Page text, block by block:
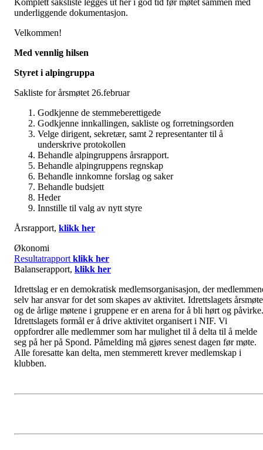
Komplett saksliste legges ut her i god tid før møtet sammen med
underliggende dokumentasjon.
Velkommen!
Med vennlig hilsen
Styret i alpingruppa
Sakliste for årsmøtet 26.februar
Godkjenne de stemmeberettigede
Godkjenne innkallingen, sakliste og forretningsorden
Velge dirigent, sekretær, samt 2 representanter til å
underskrive protokollen
Behandle alpingruppens årsrapport.
Behandle alpingruppens regnskap
Behandle innkomne forslag og saker
Behandle budsjett
Heder
Innstille til valg av nytt styre
Årsrapport, klikk her
Økonomi
Resultatrapport klikk her
Balanserapport, klikk her
Idrettslag er en demokratisk medlemsorganisasjon, der
selv har ansvar for det som skapes av aktivitet. Idrettslagets årsmøte
og de årlige møtene i gruppene er en arena for å bli hørt og påvirke.
Idrettslagets formål er å drive aktivitet organisert i NIF. Vi
oppfordrer alle medlemmer som har mulighet til å delta til å melde
seg på her på Spond. Påmelding må gjøres senest dagen før møte.
Alle foresatte kan delta, men stemmerett krever medlemskap i
klubben.